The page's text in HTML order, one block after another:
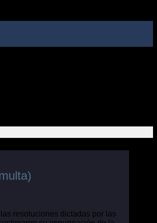
resoluciones dictadas por las